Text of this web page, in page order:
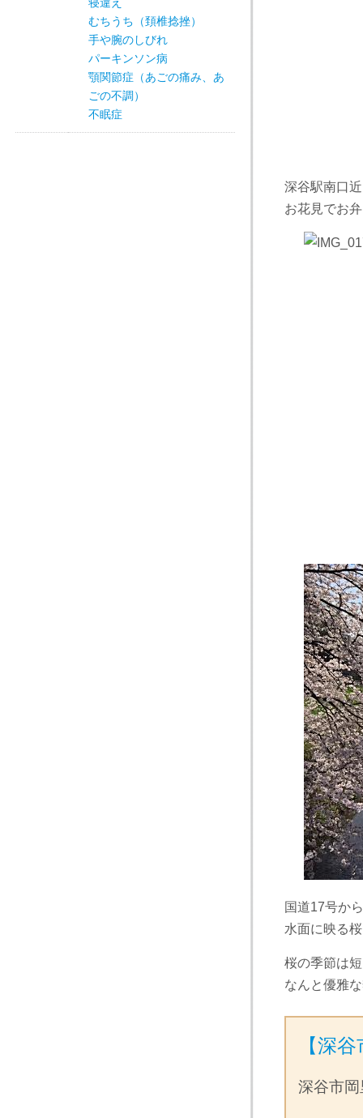
深谷駅南口
お花見でお
国道17号か
水面に映る
桜の季節は
なんと優雅
【深
深谷市
むちうち（頚椎捻挫）
手や腕のしびれ
パーキンソン病
顎関節症（あごの痛み、あ
ごの不調）
不眠症